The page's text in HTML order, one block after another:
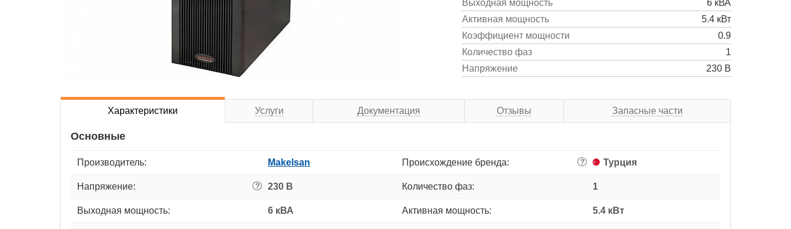
Выходная мощность
6 кВА
Активная мощность
5.4 кВт
Коэффициент мощности
0.9
Количество фаз
1
Напряжение
230 В
Характеристики Услуги Документация Отзывы Запасные части
Основные
Производитель: Makelsan Происхождение бренда: ? Турция
Напряжение: ? 230 В Количество фаз: 1
Выходная мощность: 6 кВА Активная мощность: 5.4 кВт